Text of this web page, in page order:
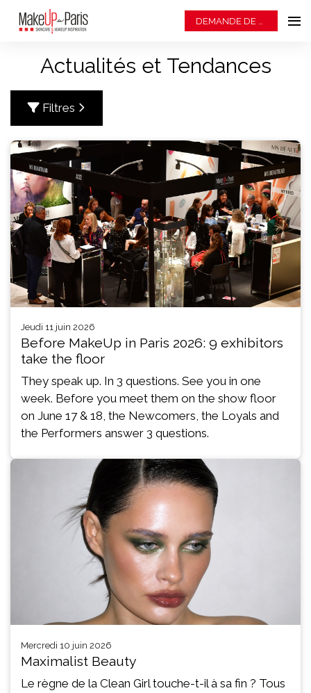
Actualités et Tendances
Filtres
jeudi 11 juin 2026
Before MakeUp in Paris 2026: 9 exhibitors
take the floor
They speak up. In 3 questions. See you in one
week. Before you meet them on the show floor
on June 17 & 18, the Newcomers, the Loyals and
the Performers answer 3 questions.
mercredi 10 juin 2026
Maximalist Beauty
Le règne de la Clean Girl touche-t-il à sa fin ? Tous